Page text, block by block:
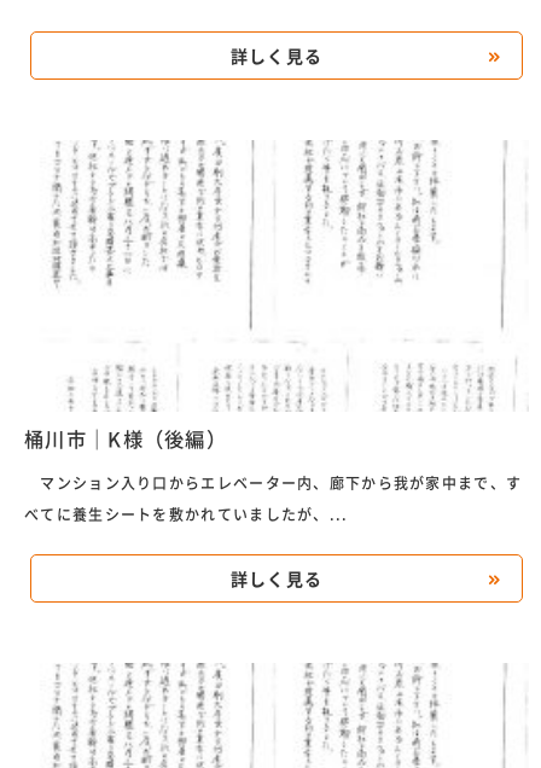
詳しく見る
桶川市｜K様（後編）
マンション入り口からエレベーター内、廊下から我が家中まで、す
べてに養生シートを敷かれていましたが、...
詳しく見る